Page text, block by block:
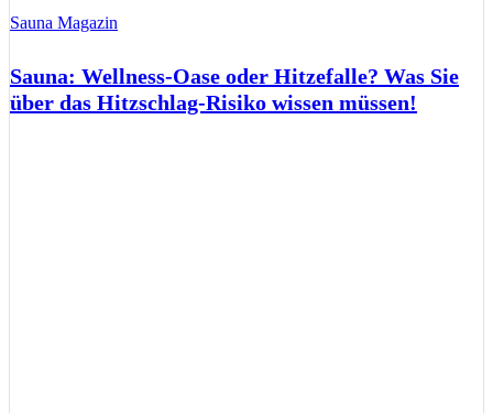
Sauna Magazin
Sauna: Wellness-Oase oder Hitzefalle? Was Sie
über das Hitzschlag-Risiko wissen müssen!